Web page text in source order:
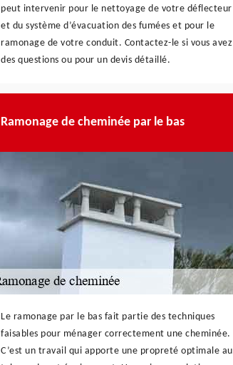
peut intervenir pour le nettoyage de votre déflecteur
et du système d’évacuation des fumées et pour le
ramonage de votre conduit. Contactez-le si vous avez
des questions ou pour un devis détaillé.
Ramonage de cheminée par le bas
Le ramonage par le bas fait partie des techniques
faisables pour ménager correctement une cheminée.
C’est un travail qui apporte une propreté optimale au